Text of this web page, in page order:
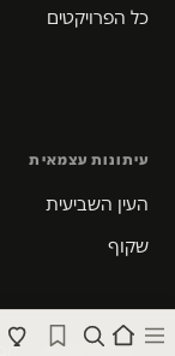
כל הפרויקטים
עיתונות עצמאית
העין השביעית
שקוף
© 2026 המקום הכי חם בגיהנום · עיתונות עצמאית חוקרת